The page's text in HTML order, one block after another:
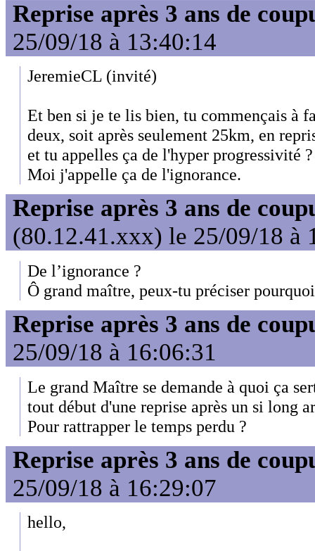
Reprise après 3 ans de
25/09/18 à 13:40:14
JeremieCL (invité)
Et ben si je te lis bien, tu commençais à
deux, soit après seulement 25km, en
et tu appelles ça de l'hyper progressivité ?
Moi j'appelle ça de l'ignorance.
Reprise après 3 ans de
(80.12.41.xxx) le 25/09/18 à
De l’ignorance ?
Ô grand maître, peux-tu préciser
Reprise après 3 ans de
25/09/18 à 16:06:31
Le grand Maître se demande à quoi ça
tout début d'une reprise après un si long
Pour rattrapper le temps perdu ?
Reprise après 3 ans de
25/09/18 à 16:29:07
hello,